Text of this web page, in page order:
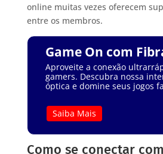
online muitas vezes oferecem
entre os membros.
Game On com
Aproveite a conexão
gamers. Descubra nossa
óptica e domine seus jogos
Saiba Mais
Como se conectar